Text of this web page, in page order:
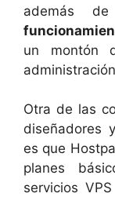
además
un montón
Otra de las
diseñadores
es que
planes
servicios